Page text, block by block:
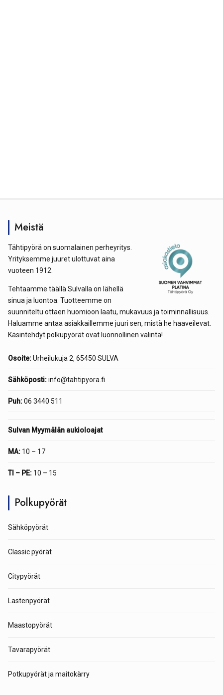
Meistä
Tähtipyörä on suomalainen perheyritys.
Yrityksemme juuret ulottuvat aina
vuoteen 1912.
Tehtaamme täällä Sulvalla on lähellä
sinua ja luontoa. Tuotteemme on
suunniteltu ottaen huomioon laatu, mukavuus ja toiminnallisuus.
Haluamme antaa asiakkaillemme juuri sen, mistä he haaveilevat.
Käsintehdyt polkupyörät ovat luonnollinen valinta!
Osoite:Urheilukuja 2, 65450 SULVA
Sähköposti:info@tahtipyora.fi
Puh:06 3440 511
Sulvan Myymälän aukioloajat
MA: 10 – 17
TI – PE: 10 – 15
Polkupyörät
Sähköpyörät
Classic pyörät
Citypyörät
Lastenpyörät
Maastopyörät
Tavarapyörät
Potkupyörät ja maitokärry